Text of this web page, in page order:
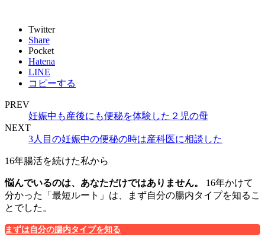
Twitter
Share
Pocket
Hatena
LINE
コピーする
PREV
妊娠中も産後にも便秘を体験した２児の母
NEXT
3人目の妊娠中の便秘の時は産科医に相談した
16年腸活を続けた私から
悩んでいるのは、あなただけではありません。
16年かけて
分かった「最短ルート」は、まず自分の腸内タイプを知るこ
とでした。
まずは自分の腸内タイプを知る